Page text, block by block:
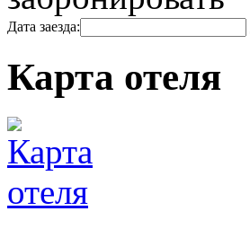
Дата заезда:
Карта отеля